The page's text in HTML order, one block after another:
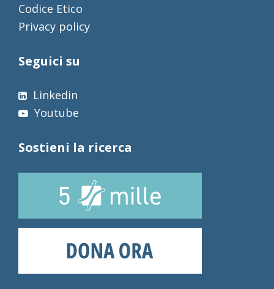
Codice Etico
Privacy policy
Seguici su
Linkedin
Youtube
Sostieni la ricerca